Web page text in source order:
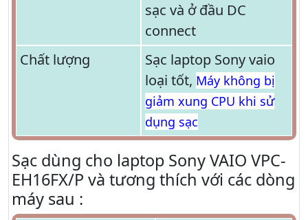
sạc và ở đầu DC
connect
Chất lượng
Sạc laptop Sony vaio
loại tốt, Máy không bị
giảm xung CPU khi sử
dụng sạc
Sạc dùng cho laptop Sony VAIO VPC-
EH16FX/P và tương thích với các dòng
máy sau :